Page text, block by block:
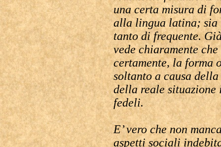
una certa misura di
alla lingua latina; sia
tanto di frequente.
vede chiaramente
certamente, la forma
soltanto a causa
della reale
fedeli.
E’ vero che non
aspetti sociali